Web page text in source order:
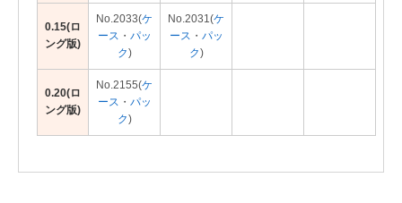
0.15(ロ
ング版)
No.2033(ケ
ース ・ パッ
ク)
No.2031(ケ
ース ・ パッ
ク)
0.20(ロ
ング版)
No.2155(ケ
ース ・ パッ
ク)